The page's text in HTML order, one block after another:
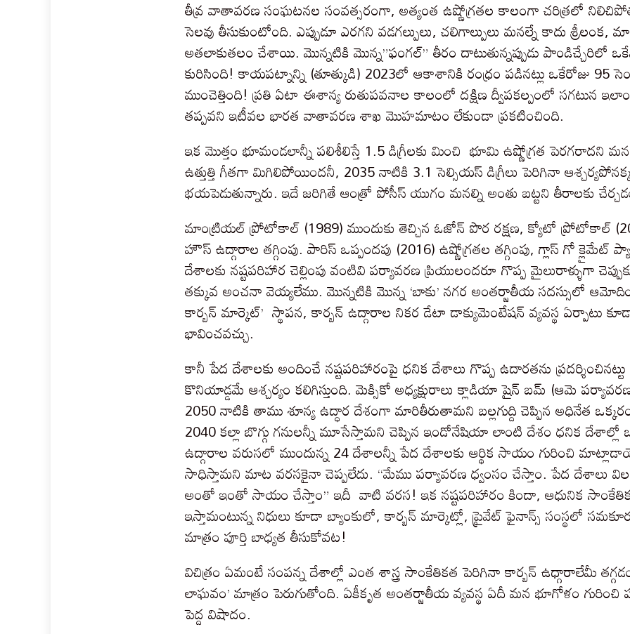
తీవ్ర వాతావరణ సంఘటనల సంవత్సరంగా, అత్యంత ఉష్ణోగ్రతల కాలంగా చరిత్రలో
సెలవు తీసుకుంటోంది. ఎప్పుడూ ఎరగని వడగల్పులు, చలిగాల్పులు మనల్నే కాదు శ్రీలంక,
అతలాకుతలం చేశాయి. మొన్నటికి మొన్న”ఫంగల్” తీరం దాటుతున్నప్పుడు పాండిచ్చేరిలో
కురిసింది! కాయపట్నాన్ని (తూత్కుడి) 2023లో ఆకాశానికి రంధ్రం పడినట్లు ఒకేరోజు 95
ముంచెత్తింది! ప్రతి ఏటా ఈశాన్య రుతుపవనాల కాలంలో దక్షిణ ద్వీపకల్పంలో సగటున
తప్పవని ఇటీవల భారత వాతావరణ శాఖ మొహమాటం లేకుండా ప్రకటించింది.
ఇక మొత్తం భూమండలాన్నీ పలిశీలిస్తే 1.5 డిగ్రీలకు మించి భూమి ఉష్ణోగ్రత పెరగరాదని మనం
ఉత్తుత్తి గీతగా మిగిలిపోయిందనీ, 2035 నాటికి 3.1 సెల్సియస్ డిగ్రీలు పెరిగినా
భయపెడుతున్నారు. ఇదే జరిగితే ఆంత్రో పోసీస్ యుగం మనల్ని అంతు బట్టని తీరాలకు
మాంట్రియల్ ప్రోటోకాల్ (1989) ముందుకు తెచ్చిన ఓజోన్ పొర రక్షణ, క్యోటో ప్రోటోకాల్
హౌస్ ఉద్గారాల తగ్గింపు. పారిస్ ఒప్పందపు (2016) ఉష్ణోగ్రతల తగ్గింపు, గ్లాస్ గో క్లైమేట్
దేశాలకు నష్టపరిహార చెల్లింపు వంటివి పర్యావరణ ప్రియులందరూ గొప్ప మైలురాళ్ళుగా
తక్కువ అంచనా వెయ్యలేము. మొన్నటికి మొన్న ‘బాకు’ నగర అంతర్జాతీయ సదస్సులో
కార్బన్ మార్కెట్’ స్థాపన, కార్బన్ ఉద్గారాల నికర డేటా డాక్యుమెంటేషన్ వ్యవస్థ ఏర్పాటు
భావించవచ్చు.
కానీ పేద దేశాలకు అందించే నష్టపరిహారంపై ధనిక దేశాలు గొప్ప ఉదారతను
కొనియాడ్డమే ఆశ్చర్యం కలిగిస్తుంది. మెక్సికో అధ్యక్షురాలు క్లాడియా షైన్ బమ్ (ఆమె
2050 నాటికి తాము శూన్య ఉద్ధార దేశంగా మారితీరుతామని బల్లగుద్ది చెప్పిన అధినేత
2040 కల్లా బొగ్గు గనులన్నీ మూసేస్తామని చెప్పిన ఇండోనేషియా లాంటి దేశం ధనిక దేశాల్లో
ఉద్గారాల వరుసలో ముందున్న 24 దేశాలన్నీ పేద దేశాలకు ఆర్థిక సాయం గురించి
సాధిస్తామని మాట వరసకైనా చెప్పలేదు. “మేము పర్యావరణ ధ్వంసం చేస్తాం. పేద దేశాలు
అంతో ఇంతో సాయం చేస్తాం” ఇదీ వాటి వరస! ఇక నష్టపరిహారం కిందా, ఆధునిక
ఇస్తామంటున్న నిధులు కూడా బ్యాంకులో, కార్బన్ మార్కెట్లో, ప్రైవేట్ ఫైనాన్స్ సంస్థలో
మాత్రం పూర్తి బాధ్యత తీసుకోవట!
విచిత్రం ఏమంటే సంపన్న దేశాల్లో ఎంత శాస్త్ర సాంకేతికత పెరిగినా కార్బన్ ఉధ్గారాలేమీ
లాఘవం’ మాత్రం పెరుగుతోంది. ఏకీకృత అంతర్జాతీయ వ్యవస్థ ఏదీ మన భూగోళం గురించి
పెద్ద విషాదం.